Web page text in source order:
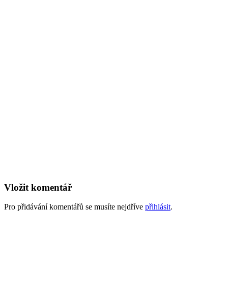
Vložit komentář
Pro přidávání komentářů se musíte nejdříve přihlásit.